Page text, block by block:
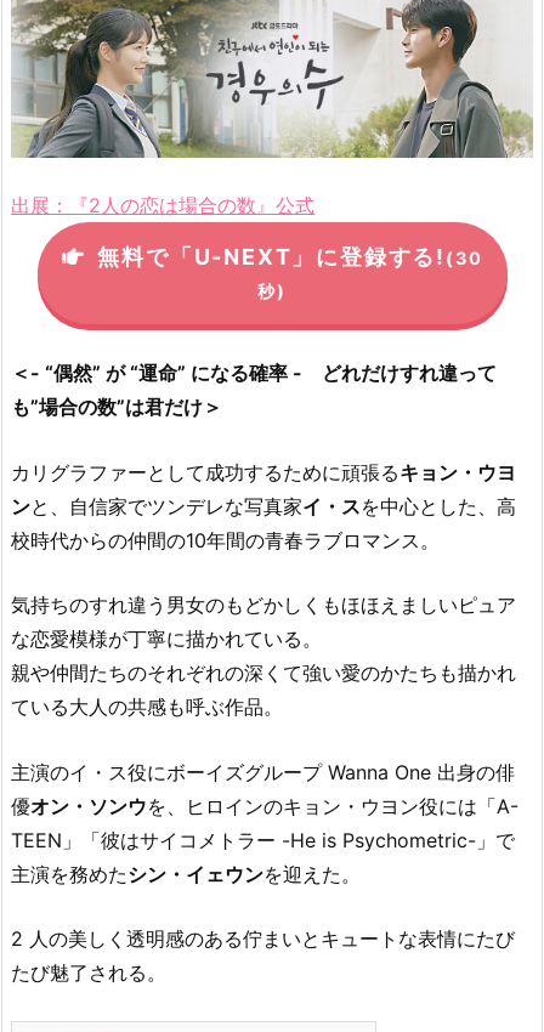
出展：『2人の恋は場合の数』公式
無料で「U-NEXT」に登録する! (30
秒)
＜- “偶然” が “運命” になる確率 - どれだけすれ違って
も”場合の数”は君だけ＞
カリグラファーとして成功するために頑張るキョン・ウヨ
ンと、自信家でツンデレな写真家イ・スを中心とした、高
校時代からの仲間の10年間の青春ラブロマンス。
気持ちのすれ違う男女のもどかしくもほほえましいピュア
な恋愛模様が丁寧に描かれている。
親や仲間たちのそれぞれの深くて強い愛のかたちも描かれ
ている大人の共感も呼ぶ作品。
主演のイ・ス役にボーイズグループ Wanna One 出身の俳
優オン・ソンウを、ヒロインのキョン・ウヨン役には「A-
TEEN」「彼はサイコメトラー -He is Psychometric-」で
主演を務めたシン・イェウンを迎えた。
2 人の美しく透明感のある佇まいとキュートな表情にたび
たび魅了される。